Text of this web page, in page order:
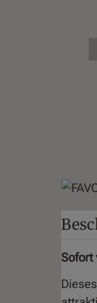
Sofort